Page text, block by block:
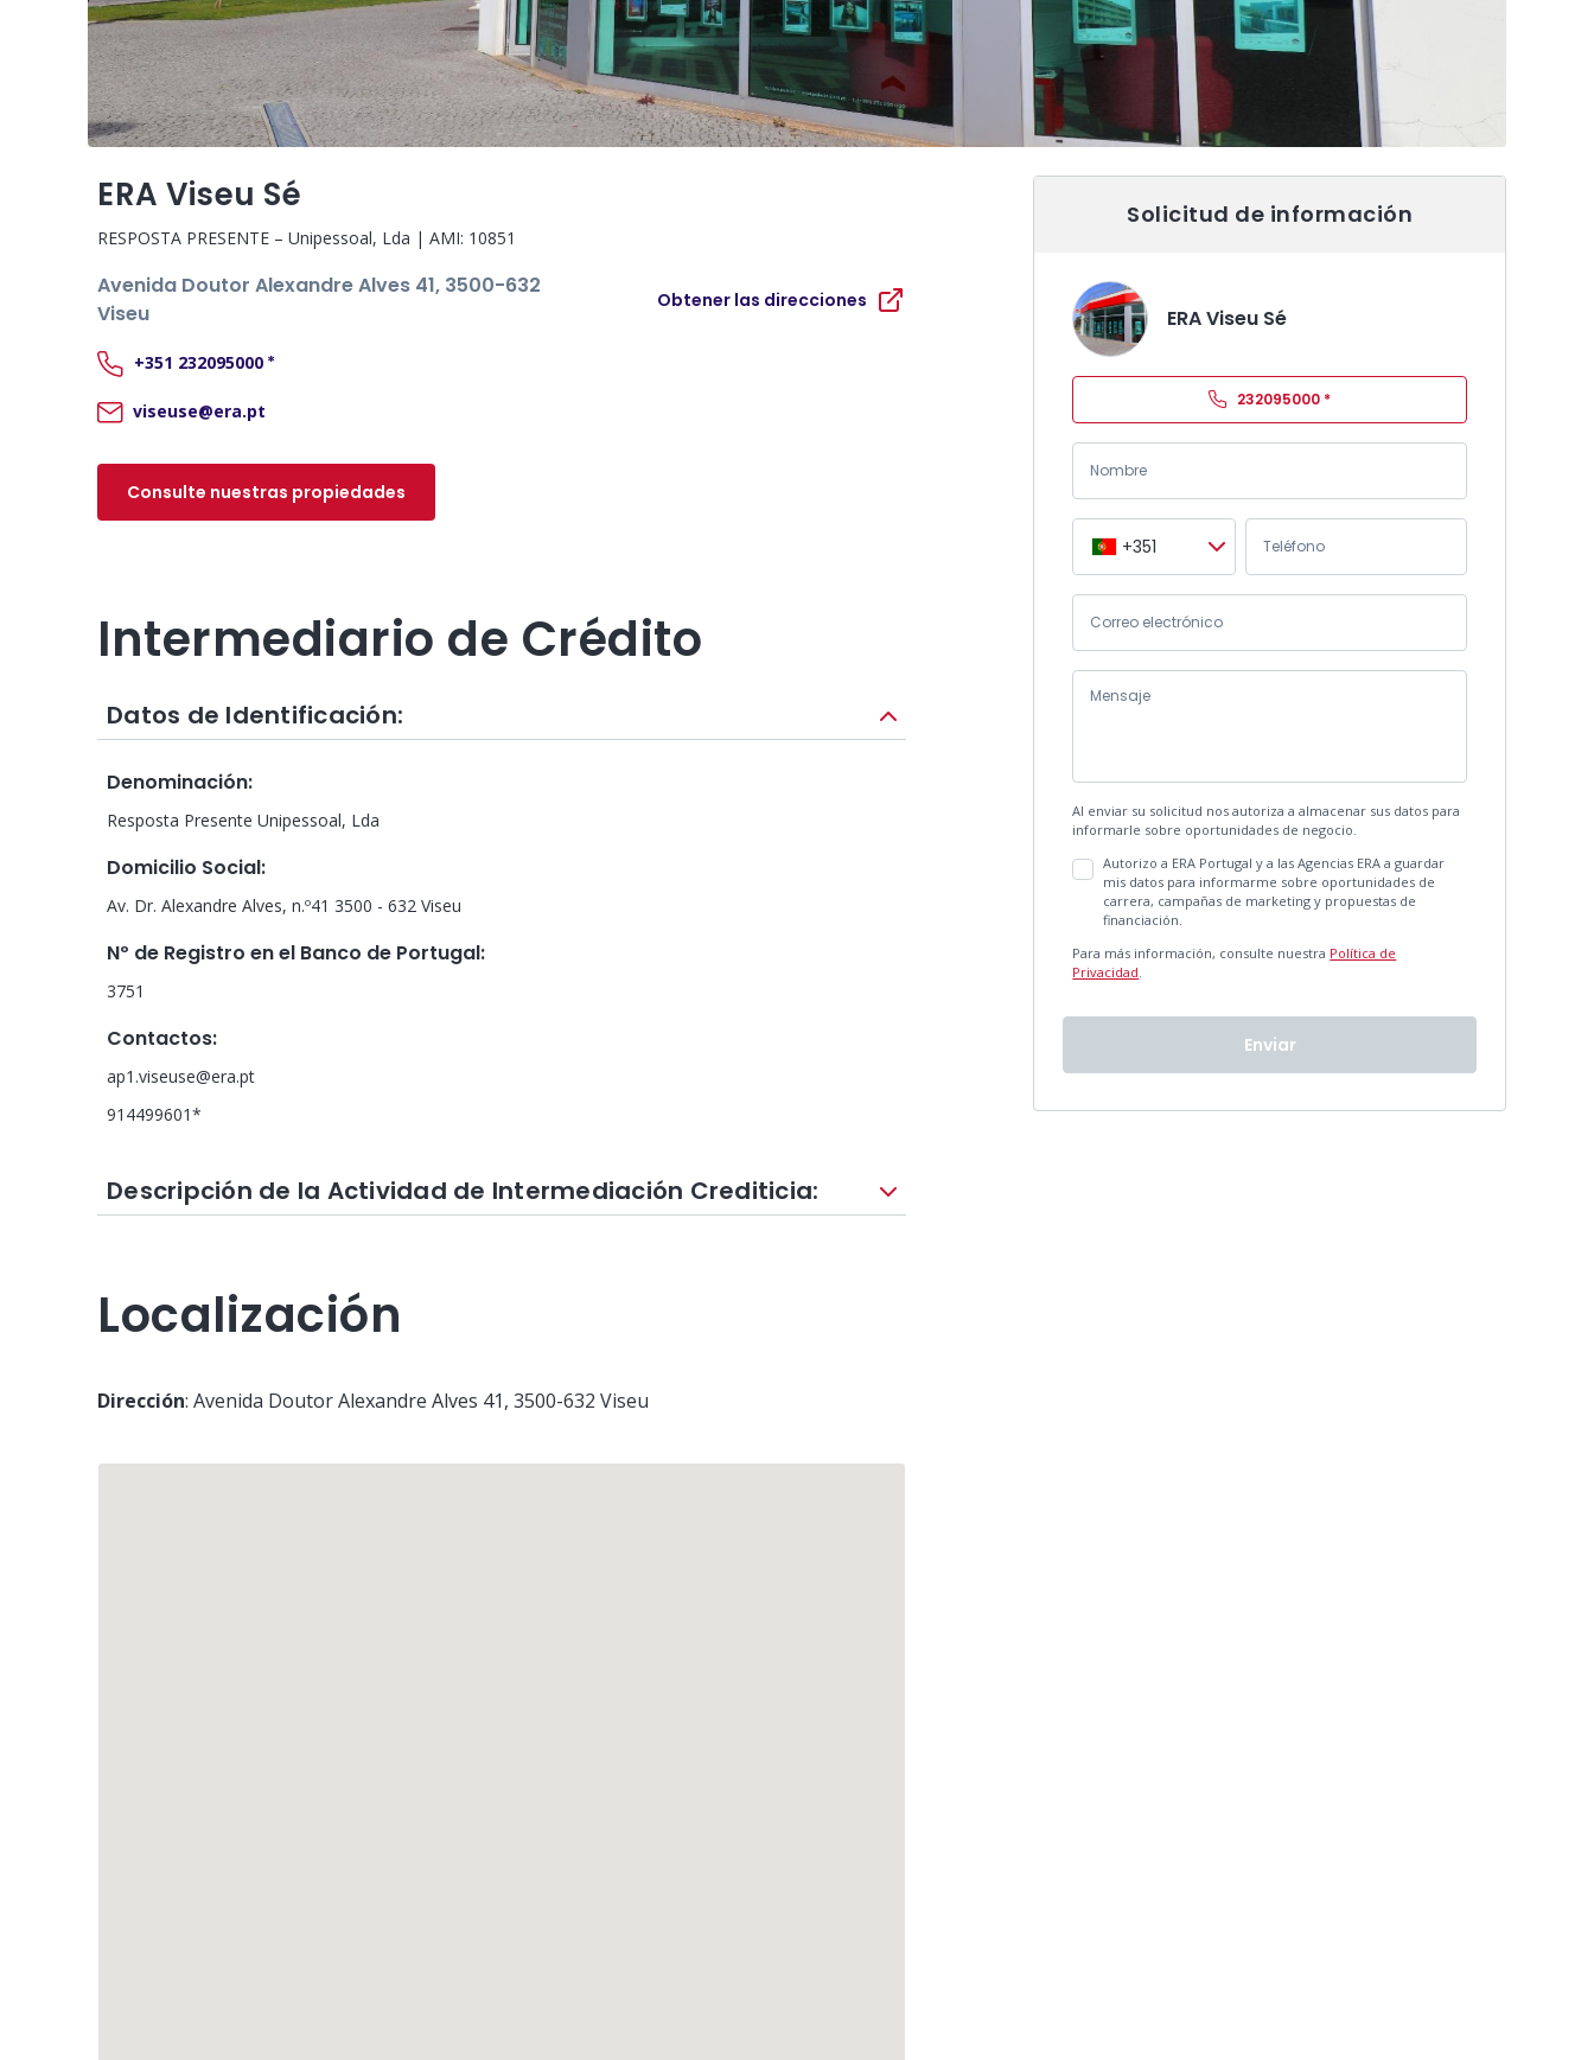
ERA Viseu Sé
RESPOSTA PRESENTE – Unipessoal, Lda | AMI: 10851
Avenida Doutor Alexandre Alves 41, 3500-632
Viseu
Obtener las direcciones
+351 232095000 *
viseuse@era.pt
Consulte nuestras propiedades
Solicitud de información
ERA Viseu Sé
232095000 *
+351
Al enviar su solicitud nos autoriza a almacenar sus datos para
informarle sobre oportunidades de negocio.
Autorizo a ERA Portugal y a las Agencias ERA a guardar
mis datos para informarme sobre oportunidades de
carrera, campañas de marketing y propuestas de
financiación.
Para más información, consulte nuestra Política de
Privacidad.
Enviar
Intermediario de Crédito
Datos de Identificación:
Denominación:
Resposta Presente Unipessoal, Lda
Domicilio Social:
Av. Dr. Alexandre Alves, n.º41 3500 - 632 Viseu
Nº de Registro en el Banco de Portugal:
3751
Contactos:
ap1.viseuse@era.pt
914499601*
Descripción de la Actividad de Intermediación Crediticia:
Localización
Dirección: Avenida Doutor Alexandre Alves 41, 3500-632 Viseu